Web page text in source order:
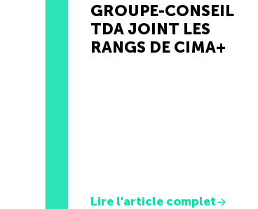
GROUPE-CONSEIL
TDA JOINT LES
RANGS DE CIMA+
Lire l'article complet